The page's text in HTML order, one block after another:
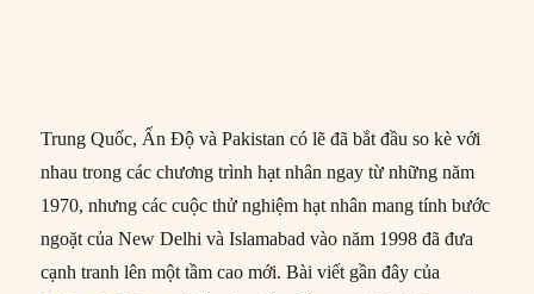
Trung Quốc, Ấn Độ và Pakistan có lẽ đã bắt đầu so kè với
nhau trong các chương trình hạt nhân ngay từ những năm
1970, nhưng các cuộc thử nghiệm hạt nhân mang tính bước
ngoặt của New Delhi và Islamabad vào năm 1998 đã đưa
cạnh tranh lên một tầm cao mới. Bài viết gần đây của